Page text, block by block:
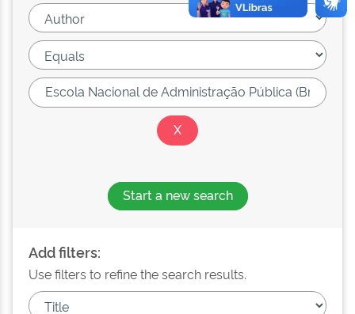
Start a new search
Add filters:
Use filters to refine the search results.